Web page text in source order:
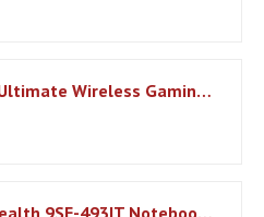
Razer Viper Ultimate Wireless Gaming Mouse, Gioco Sensore Ottico 20K Focus+, Solo 74 G, fino a 70 Ore di Durata della Batteria e Illuminazione RGB Chroma, con Charging Dock, Nero